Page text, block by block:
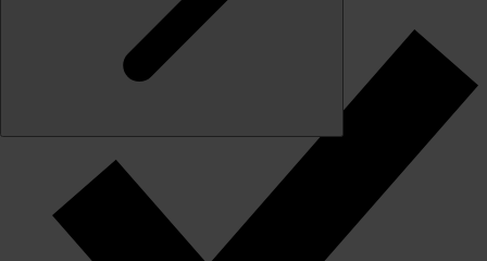
Originele merkglazen op sterkte